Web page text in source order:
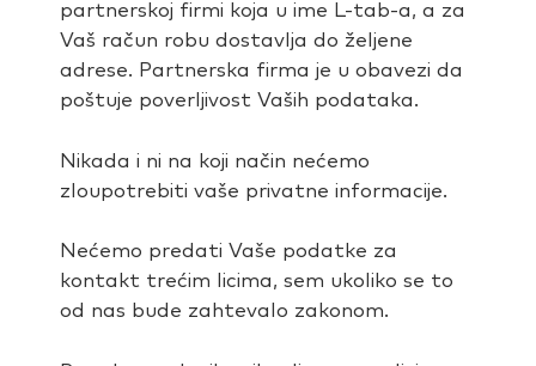
partnerskoj firmi koja u ime L-tab-a, a za
Vaš račun robu dostavlja do željene
adrese. Partnerska firma je u obavezi da
poštuje poverljivost Vaših podataka.
Nikada i ni na koji način nećemo
zloupotrebiti vaše privatne informacije.
Nećemo predati Vaše podatke za
kontakt trećim licima, sem ukoliko se to
od nas bude zahtevalo zakonom.